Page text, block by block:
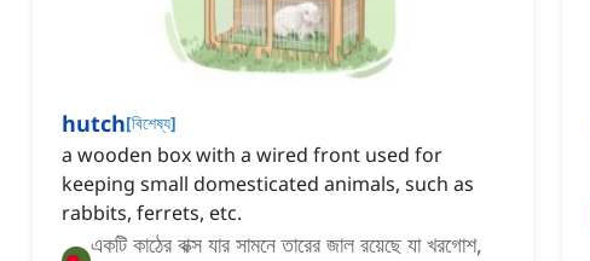
hutch[বিশেষ্য]
a wooden box with a wired front used for
keeping small domesticated animals, such as
rabbits, ferrets, etc.
একটি কাঠের বাক্স যার সামনে তারের জাল রয়েছে যা খরগোশ,